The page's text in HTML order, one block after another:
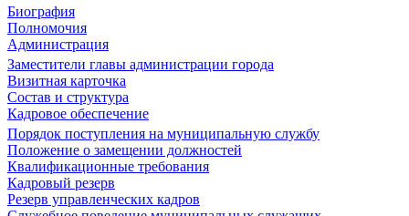
Биография
Полномочия
Администрация
Заместители главы администрации города
Визитная карточка
Состав и структура
Кадровое обеспечение
Порядок поступления на муниципальную службу
Положение о замещении должностей
Квалификационные требования
Кадровый резерв
Резерв управленческих кадров